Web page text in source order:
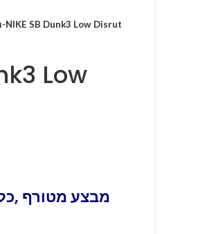
נעליי נייק-NIKE SB Dunk3 Low Disrut
מבצע מטורף